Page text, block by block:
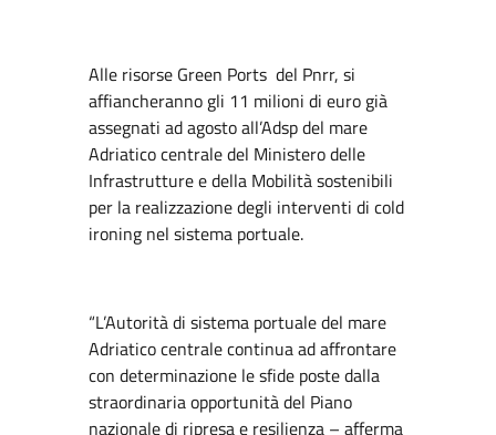
Alle risorse Green Ports del Pnrr, si
affiancheranno gli 11 milioni di euro già
assegnati ad agosto all’Adsp del mare
Adriatico centrale del Ministero delle
Infrastrutture e della Mobilità sostenibili
per la realizzazione degli interventi di cold
ironing nel sistema portuale.
“L’Autorità di sistema portuale del mare
Adriatico centrale continua ad affrontare
con determinazione le sfide poste dalla
straordinaria opportunità del Piano
nazionale di ripresa e resilienza – afferma